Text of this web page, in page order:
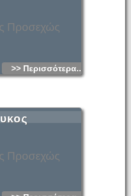
Προσεχώς
>> Περισσότερα...
Προσεχώς